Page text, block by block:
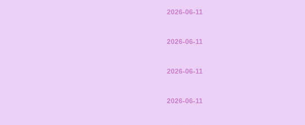
2026-06-11
2026-06-11
2026-06-11
2026-06-11